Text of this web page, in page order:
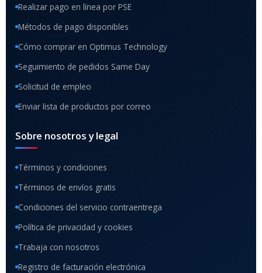
Realizar pago en línea por PSE
Métodos de pago disponibles
Cómo comprar en Optimus Technology
Seguimiento de pedidos Same Day
Solicitud de empleo
Enviar lista de productos por correo
Sobre nosotros y legal
Términos y condiciones
Términos de envíos gratis
Condiciones del servicio contraentrega
Política de privacidad y cookies
Trabaja con nosotros
Registro de facturación electrónica